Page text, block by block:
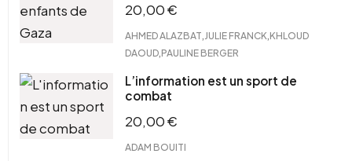
20,00€
AHMED ALAZBAT,JULIE FRANCK,KHLOUD
DAOUD,PAULINE BERGER
L’information est un sport de
combat
20,00€
ADAM BOUITI